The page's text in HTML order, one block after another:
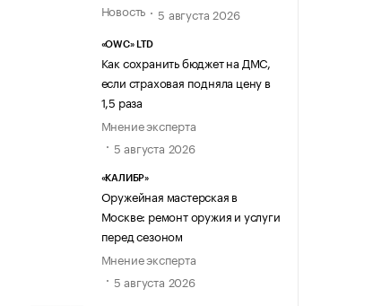
Новость
5 августа 2026
«OWC» LTD
Как сохранить бюджет на ДМС,
если страховая подняла цену в
1,5 раза
Мнение эксперта
5 августа 2026
«КАЛИБР»
Оружейная мастерская в
Москве: ремонт оружия и услуги
перед сезоном
Мнение эксперта
5 августа 2026